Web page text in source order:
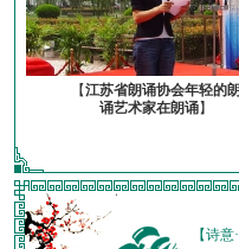
【江苏省朗诵协会年轻的朗
诵艺术家在朗诵】
【诗